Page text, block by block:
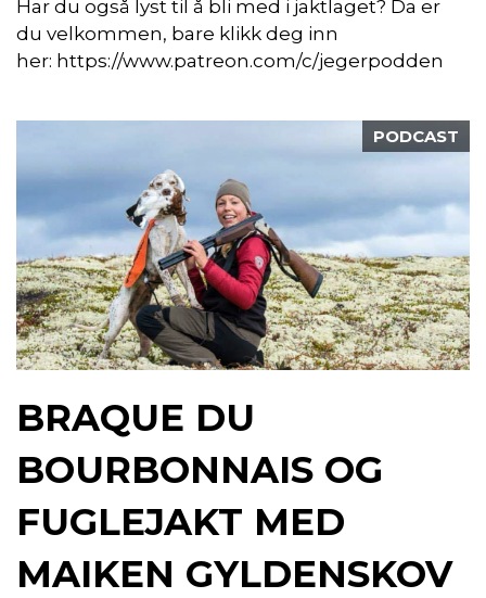
Har du også lyst til å bli med i jaktlaget? Da er
du velkommen, bare klikk deg inn
her: https://www.patreon.com/c/jegerpodden
PODCAST
BRAQUE DU
BOURBONNAIS OG
FUGLEJAKT MED
MAIKEN GYLDENSKOV